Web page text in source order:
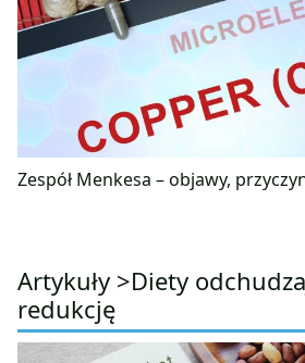
Zespół Menkesa – objawy,
Artykuły >Diety
redukcję